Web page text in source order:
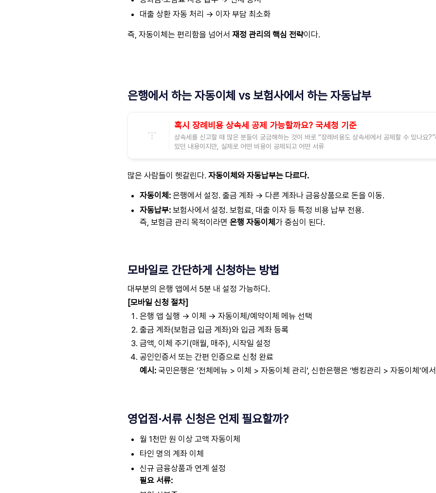
대출 상환 자동 처리 → 이자 부담 최소화
즉, 자동이체는 편리함을 넘어서 재정 관리의 핵심 전략이다.
은행에서 하는 자동이체 vs 보험사에서 하는 자동납부
혹시 장례비용 상속세 공제 가능할까요? 국세청 기준
상속세를 신고할 때 많은 분들이 궁금해하는 것이 바로 “장례비용도 상속세에서 공제할 수 있나요
있던 내용이지만, 실제로 어떤 비용이 공제되고 어떤 서류
많은 사람들이 헷갈린다. 자동이체와 자동납부는 다르다.
자동이체: 은행에서 설정. 출금 계좌 → 다른 계좌나 금융상품으로 돈을 이동.
자동납부: 보험사에서 설정. 보험료, 대출 이자 등 특정 비용 납부 전용.
즉, 보험금 관리 목적이라면 은행 자동이체 가 중심이 된다.
모바일로 간단하게 신청하는 방법
대부분의 은행 앱에서 5분 내 설정 가능하다.
[모바일 신청 절차]
은행 앱 실행 → 이체 → 자동이체/예약이체 메뉴 선택
출금 계좌(보험금 입금 계좌)와 입금 계좌 등록
금액, 이체 주기(매월, 매주), 시작일 설정
공인인증서 또는 간편 인증으로 신청 완료
예시: 국민은행은 ‘전체메뉴 > 이체 > 자동이체 관리’, 신한은행은 ‘뱅킹관리 > 자동이체’에
영업점·서류 신청은 언제 필요할까?
월 1천만 원 이상 고액 자동이체
타인 명의 계좌 이체
신규 금융상품과 연계 설정
필요 서류: